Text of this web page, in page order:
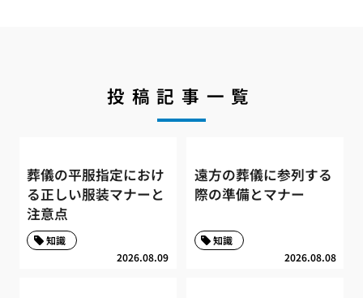
投稿記事一覧
葬儀の平服指定におけ
る正しい服装マナーと
注意点
2026.08.09
知識
遠方の葬儀に参列する
際の準備とマナー
2026.08.08
知識